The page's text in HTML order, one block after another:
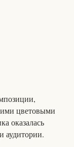
цветовыми
оказалась
аудитории.